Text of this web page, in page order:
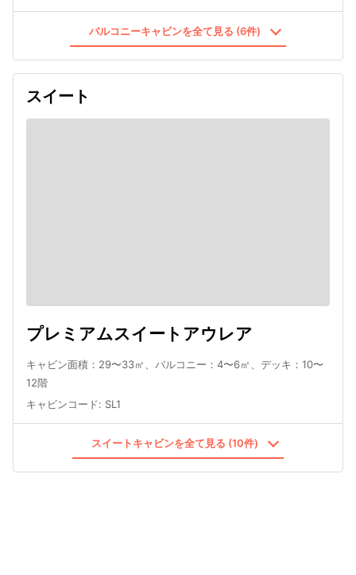
バルコニーキャビンを全て見る (6件)
スイート
プレミアムスイートアウレア
キャビン面積：29〜33㎡、バルコニー：4〜6㎡、デッキ：10〜
12階
キャビンコード: SL1
スイートキャビンを全て見る (10件)